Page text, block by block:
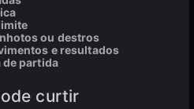
ou destros
e resultados
de partida
curtir